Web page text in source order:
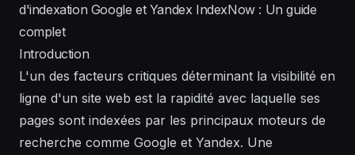
d'indexation Google et Yandex IndexNow : Un guide
complet
Introduction
L'un des facteurs critiques déterminant la visibilité en
ligne d'un site web est la rapidité avec laquelle ses
pages sont indexées par les principaux moteurs de
recherche comme Google et Yandex. Une